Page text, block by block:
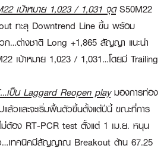
เป้าหมาย 1,023 / 1,031 จุดS50M22
ทะลุ Downtrend Line ขึ้น พร้อม
…ต่างชาติ Long +1,865 สัญญา แนะนำ
เป้าหมาย 1,023 / 1,031…โดยมี Trailing
ป็น Laggard Reopen playมองการท่อง
แล้วและจะเริ่มฟื้นตัวขึ้นตั้งแต่ปีนี้ ขณะที่การ
ไม่ต้อง RT-PCR test ตั้งแต่ 1 เม.ย. หนุน
…เทคนิคมีสัญญาณ Breakout ต้าน 67.25